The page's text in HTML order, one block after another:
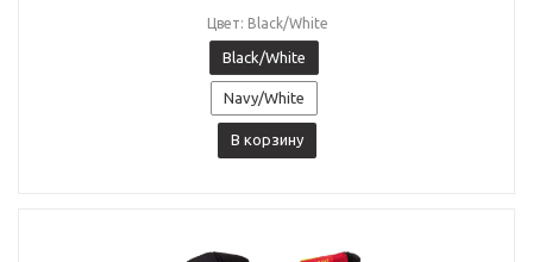
Цвет: Black/White
Black/White
Navy/White
В корзину